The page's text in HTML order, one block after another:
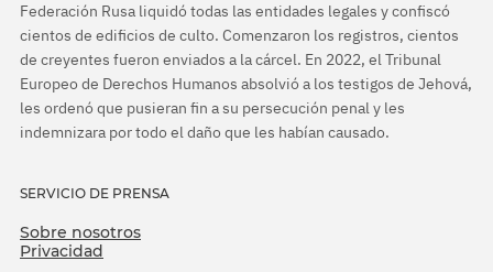
Federación Rusa liquidó todas las entidades legales y confiscó
cientos de edificios de culto. Comenzaron los registros, cientos
de creyentes fueron enviados a la cárcel. En 2022, el Tribunal
Europeo de Derechos Humanos absolvió a los testigos de Jehová,
les ordenó que pusieran fin a su persecución penal y les
indemnizara por todo el daño que les habían causado.
SERVICIO DE PRENSA
Sobre nosotros
Privacidad